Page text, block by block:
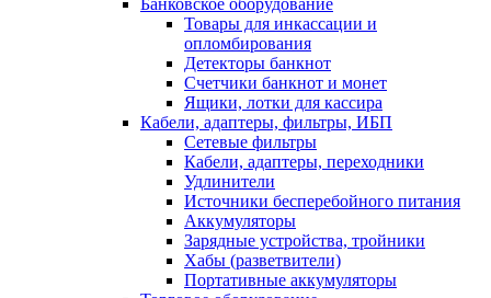
Банковское оборудование
Товары для инкассации и
опломбирования
Детекторы банкнот
Счетчики банкнот и монет
Ящики, лотки для кассира
Кабели, адаптеры, фильтры, ИБП
Сетевые фильтры
Кабели, адаптеры, переходники
Удлинители
Источники бесперебойного питания
Аккумуляторы
Зарядные устройства, тройники
Хабы (разветвители)
Портативные аккумуляторы